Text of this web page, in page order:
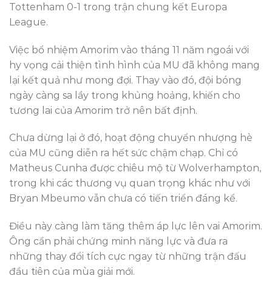
Tottenham 0-1 trong trận chung kết Europa
League.
Việc bổ nhiệm Amorim vào tháng 11 năm ngoái với
hy vọng cải thiện tình hình của MU đã không mang
lại kết quả như mong đợi. Thay vào đó, đội bóng
ngày càng sa lầy trong khủng hoảng, khiến cho
tương lai của Amorim trở nên bất định.
Chưa dừng lại ở đó, hoạt động chuyển nhượng hè
của MU cũng diễn ra hết sức chậm chạp. Chỉ có
Matheus Cunha được chiêu mộ từ Wolverhampton,
trong khi các thương vụ quan trọng khác như với
Bryan Mbeumo vẫn chưa có tiến triển đáng kể.
Điều này càng làm tăng thêm áp lực lên vai Amorim.
Ông cần phải chứng minh năng lực và đưa ra
những thay đổi tích cực ngay từ những trận đấu
đầu tiên của mùa giải mới.